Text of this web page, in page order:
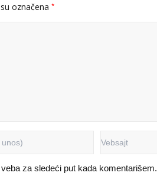
označena *
za sledeći put kada komentarišem.